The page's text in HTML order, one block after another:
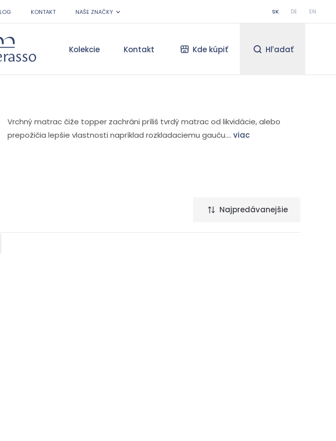
KONTAKT NAŠE ZNAČKY SK DE EN
Materasso Kolekcie Kontakt Kde kúpiť Hľadať
Vrchný matrac čiže topper zachráni príliš tvrdý matrac od likvidácie, alebo
prepožičia lepšie vlastnosti napríklad rozkladaciemu gauču.... viac
Najpredávanejšie